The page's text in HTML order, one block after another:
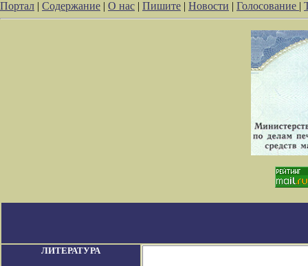
Портал | Содержание | О нас | Пишите | Новости | Голосование |
ЛИТЕРАТУРА